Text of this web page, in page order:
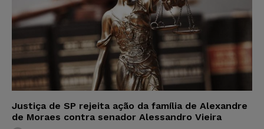
Justiça de SP rejeita ação da família de Alexandre
de Moraes contra senador Alessandro Vieira